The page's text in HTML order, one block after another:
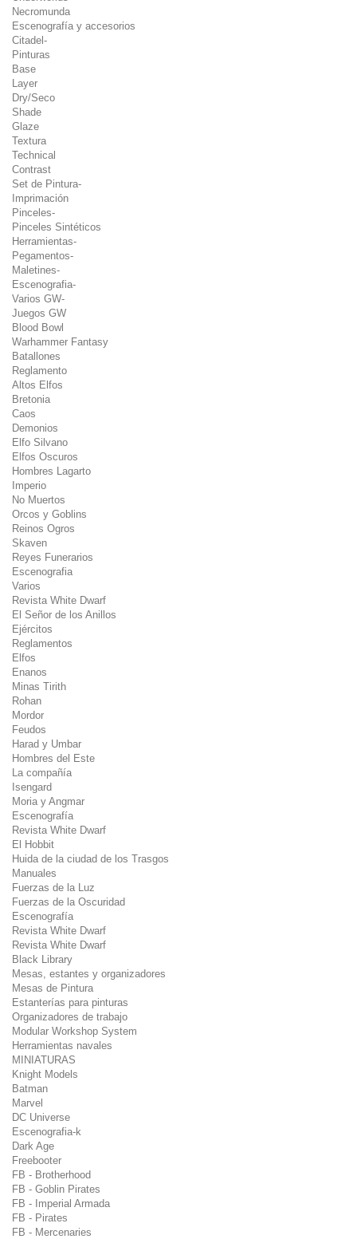
Necromunda
Escenografía y accesorios
Citadel-
Pinturas
Base
Layer
Dry/Seco
Shade
Glaze
Textura
Technical
Contrast
Set de Pintura-
Imprimación
Pinceles-
Pinceles Sintéticos
Herramientas-
Pegamentos-
Maletines-
Escenografia-
Varios GW-
Juegos GW
Blood Bowl
Warhammer Fantasy
Batallones
Reglamento
Altos Elfos
Bretonia
Caos
Demonios
Elfo Silvano
Elfos Oscuros
Hombres Lagarto
Imperio
No Muertos
Orcos y Goblins
Reinos Ogros
Skaven
Reyes Funerarios
Escenografia
Varios
Revista White Dwarf
El Señor de los Anillos
Ejércitos
Reglamentos
Elfos
Enanos
Minas Tirith
Rohan
Mordor
Feudos
Harad y Umbar
Hombres del Este
La compañía
Isengard
Moria y Angmar
Escenografía
Revista White Dwarf
El Hobbit
Huida de la ciudad de los Trasgos
Manuales
Fuerzas de la Luz
Fuerzas de la Oscuridad
Escenografía
Revista White Dwarf
Revista White Dwarf
Black Library
Mesas, estantes y organizadores
Mesas de Pintura
Estanterías para pinturas
Organizadores de trabajo
Modular Workshop System
Herramientas navales
MINIATURAS
Knight Models
Batman
Marvel
DC Universe
Escenografia-k
Dark Age
Freebooter
FB - Brotherhood
FB - Goblin Pirates
FB - Imperial Armada
FB - Pirates
FB - Mercenaries